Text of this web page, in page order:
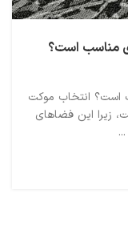
مناسب است؟
است؟ انتخاب موکت
زیرا این فضاهای